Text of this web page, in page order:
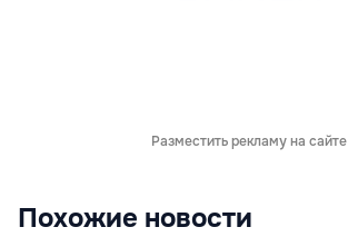
Разместить рекламу на сайте
Похожие новости